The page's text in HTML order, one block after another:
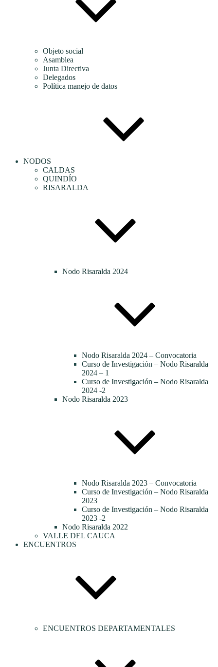
Objeto social
Asamblea
Junta Directiva
Delegados
Política manejo de datos
NODOS
CALDAS
QUINDÍO
RISARALDA
Nodo Risaralda 2024
Nodo Risaralda 2024 – Convocatoria
Curso de Investigación – Nodo Risaralda
2024 – 1
Curso de Investigación – Nodo Risaralda
2024 -2
Nodo Risaralda 2023
Nodo Risaralda 2023 – Convocatoria
Curso de Investigación – Nodo Risaralda
2023
Curso de Investigación – Nodo Risaralda
2023 -2
Nodo Risaralda 2022
VALLE DEL CAUCA
ENCUENTROS
ENCUENTROS DEPARTAMENTALES